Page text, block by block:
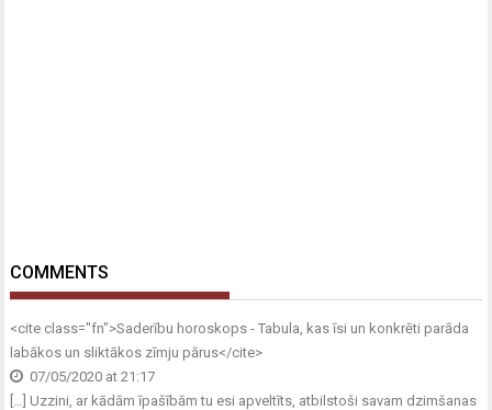
COMMENTS
<cite class="fn">Saderību horoskops - Tabula, kas īsi un konkrēti parāda
labākos un sliktākos zīmju pārus</cite>
07/05/2020 at 21:17
[…] Uzzini, ar kādām īpašībām tu esi apveltīts, atbilstoši savam dzimšanas